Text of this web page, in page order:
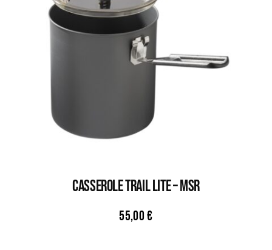
CASSEROLE TRAIL LITE – MSR
55,00€